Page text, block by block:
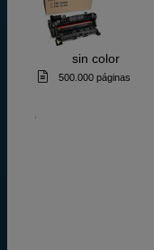
sin color
500.000 páginas